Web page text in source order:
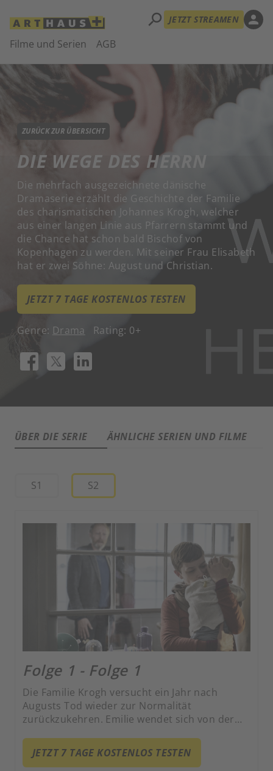
Filme und Serien AGB
search JETZT STREAMEN person
ZURÜCK ZUR ÜBERSICHT
DIE WEGE DES HERRN
Die mehrfach ausgezeichnete dänische
Dramaserie erzählt die Geschichte der Familie
des charismatischen Johannes Krogh, welcher
aus einer langen Linie aus Pfarrern stammt und
die Chance hat schon bald Bischof von
Kopenhagen zu werden. Mit seiner Frau Elisabeth
hat er zwei Söhne: August und Christian.
JETZT 7 TAGE KOSTENLOS TESTEN
Genre: Drama Rating: 0+
ÜBER DIE SERIE ÄHNLICHE SERIEN UND FILME
S1 S2
Folge 1 - Folge 1
Die Familie Krogh versucht ein Jahr nach
Augusts Tod wieder zur Normalität
zurückzukehren. Emilie wendet sich von der
lassen.
JETZT 7 TAGE KOSTENLOS TESTEN